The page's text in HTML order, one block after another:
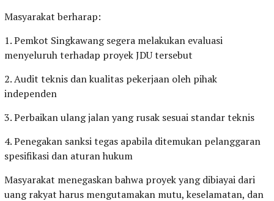
Masyarakat berharap:
1. Pemkot Singkawang segera melakukan evaluasi
menyeluruh terhadap proyek JDU tersebut
2. Audit teknis dan kualitas pekerjaan oleh pihak
independen
3. Perbaikan ulang jalan yang rusak sesuai standar teknis
4. Penegakan sanksi tegas apabila ditemukan pelanggaran
spesifikasi dan aturan hukum
Masyarakat menegaskan bahwa proyek yang dibiayai dari
uang rakyat harus mengutamakan mutu, keselamatan, dan